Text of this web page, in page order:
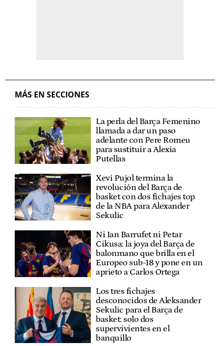
MÁS EN SECCIONES
La perla del Barça Femenino
llamada a dar un paso
adelante con Pere Romeu
para sustituir a Alexia
Putellas
Xevi Pujol termina la
revolución del Barça de
basket con dos fichajes top
de la NBA para Alexander
Sekulic
Ni Ian Barrufet ni Petar
Cikusa: la joya del Barça de
balonmano que brilla en el
Europeo sub-18 y pone en un
aprieto a Carlos Ortega
Los tres fichajes
desconocidos de Aleksander
Sekulic para el Barça de
basket: solo dos
supervivientes en el
banquillo